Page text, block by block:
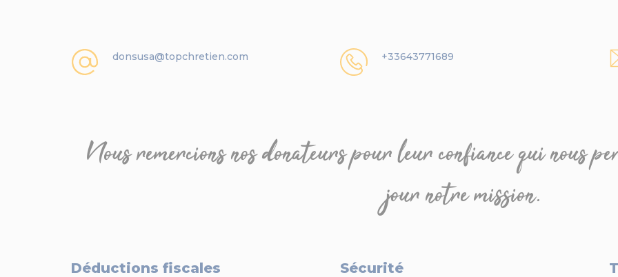
donsusa@topchretien.com +33643771689
Nous remercions nos donateurs pour leur confiance qui nous
jour notre mission.
Déductions fiscales Sécurité